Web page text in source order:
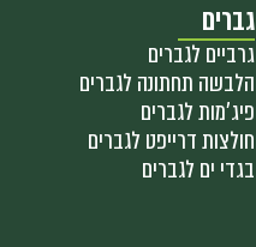
גברים
גרביים לגברים
הלבשה תחתונה לגברים
פיג'מות לגברים
חולצות דרייפט לגברים
בגדי ים לגברים